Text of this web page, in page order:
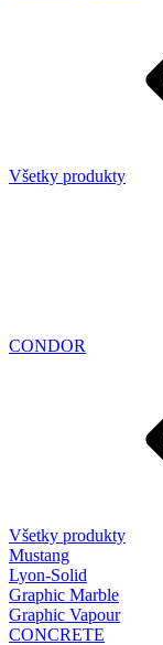
Všetky produkty
CONDOR
Všetky produkty
Mustang
Lyon-Solid
Graphic Marble
Graphic Vapour
CONCRETE